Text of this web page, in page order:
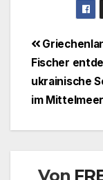
Fischer
ukrainische
im Mittelmeer
Von